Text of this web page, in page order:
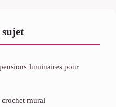
luminaires pour
mural